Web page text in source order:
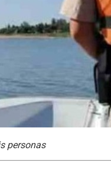
personas